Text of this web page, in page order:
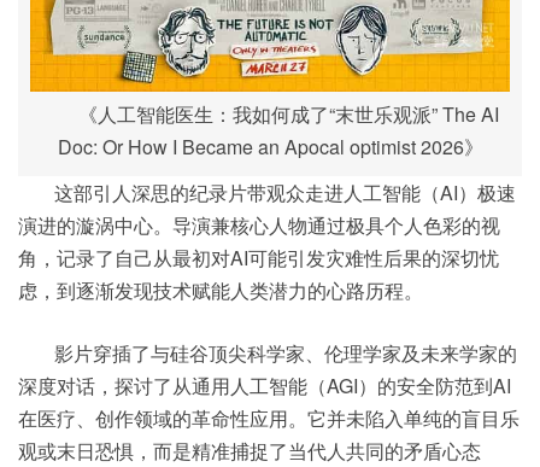
《人工智能医生：我如何成了“末世乐观派” The AI
Doc: Or How I Became an Apocal optimist 2026》
这部引人深思的纪录片带观众走进人工智能（AI）极速
演进的漩涡中心。导演兼核心人物通过极具个人色彩的视
角，记录了自己从最初对AI可能引发灾难性后果的深切忧
虑，到逐渐发现技术赋能人类潜力的心路历程。
影片穿插了与硅谷顶尖科学家、伦理学家及未来学家的
深度对话，探讨了从通用人工智能（AGI）的安全防范到AI
在医疗、创作领域的革命性应用。它并未陷入单纯的盲目乐
观或末日恐惧，而是精准捕捉了当代人共同的矛盾心态